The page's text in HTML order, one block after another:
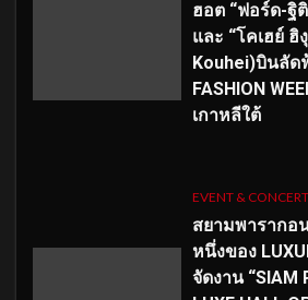
ฮอต “ฟอร์ด-ฐิ
และ “โคเฮย์ ฮิ
Kouhei)บินลัด
FASHION
เกาหลีใต้
EVENT & CONCERT
สยามพารากอ
หนึ่งของ
จัดงาน “SIAM